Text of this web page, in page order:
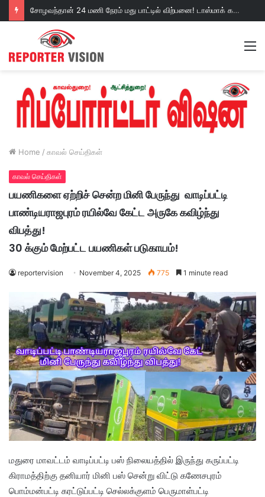
சோழவந்தான் 24 மணி நேரம் மது பாட்டில் விற்பனை! டாஸ்மாக் கடையை அகற்றக்கோரி பெண்கள் முற்றுகை போராட்டம்!https://youtu.be/y9p916tqOMs?si=p7N7Qbivb3WsTj2W
Home / காவல் செய்திகள்
காவல் செய்திகள்
பயணிகளை ஏற்றிச் சென்ற மினி பேருந்து வாடிப்பட்டி
பாண்டியராஜபுரம் ரயில்வே கேட்ட அருகே கவிழ்ந்து
விபத்து!
30 க்கும் மேற்பட்ட பயணிகள் படுகாயம்!
reportervision November 4, 2025 775 1 minute read
மதுரை மாவட்டம் வாடிப்பட்டி பஸ் நிலையத்தில் இருந்து கருப்பட்டி
கிராமத்திற்கு தனியார் மினி பஸ் சென்று விட்டு கணேசபுரம்
பொம்மன்பட்டி கரட்டுப்பட்டி செல்லக்குளம் பெருமாள்பட்டி